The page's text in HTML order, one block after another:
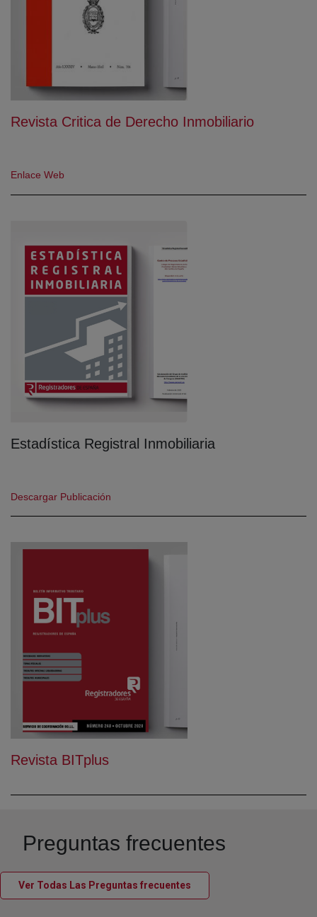
Revista Critica de Derecho Inmobiliario
Enlace Web
Estadística Registral Inmobiliaria
Descargar Publicación
Revista BITplus
Preguntas frecuentes
Ver Todas Las Preguntas frecuentes